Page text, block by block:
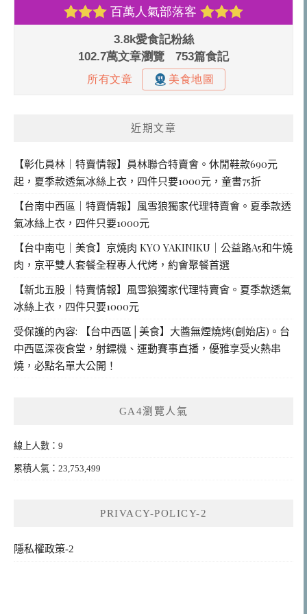
近期文章
【彰化員林｜特賣情報】員林聯合特賣會。休閒鞋款690元
起，夏季款透氣冰絲上衣，四件只要1000元，童書75折
【台南中西區｜特賣情報】風雪狼獨家代理特賣會。夏季款透
氣冰絲上衣，四件只要1000元
【台中南屯｜美食】京燒肉 KYO YAKINIKU｜公益路A5和牛燒
肉，京平雙人套餐全程專人代烤，約會聚餐首選
【新北五股｜特賣情報】風雪狼獨家代理特賣會。夏季款透氣
冰絲上衣，四件只要1000元
受保護的內容: 【台中西區│美食】大醬無煙燒烤(創始店)。台
中西區深夜食堂，射鏢機、運動賽事直播，優雅享受火熱串
燒，必點名單大公開！
GA4瀏覽人氣
線上人數：9
累積人氣：23,753,499
PRIVACY-POLICY-2
隱私權政策-2